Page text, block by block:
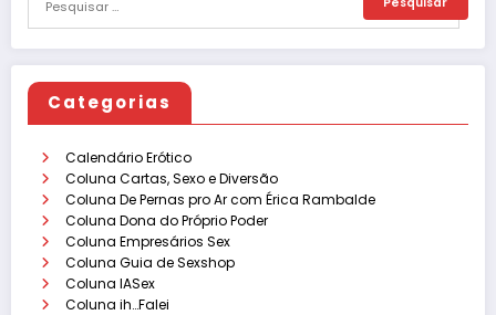
Categorias
Calendário Erótico
Coluna Cartas, Sexo e Diversão
Coluna De Pernas pro Ar com Érica Rambalde
Coluna Dona do Próprio Poder
Coluna Empresários Sex
Coluna Guia de Sexshop
Coluna IASex
Coluna ih…Falei